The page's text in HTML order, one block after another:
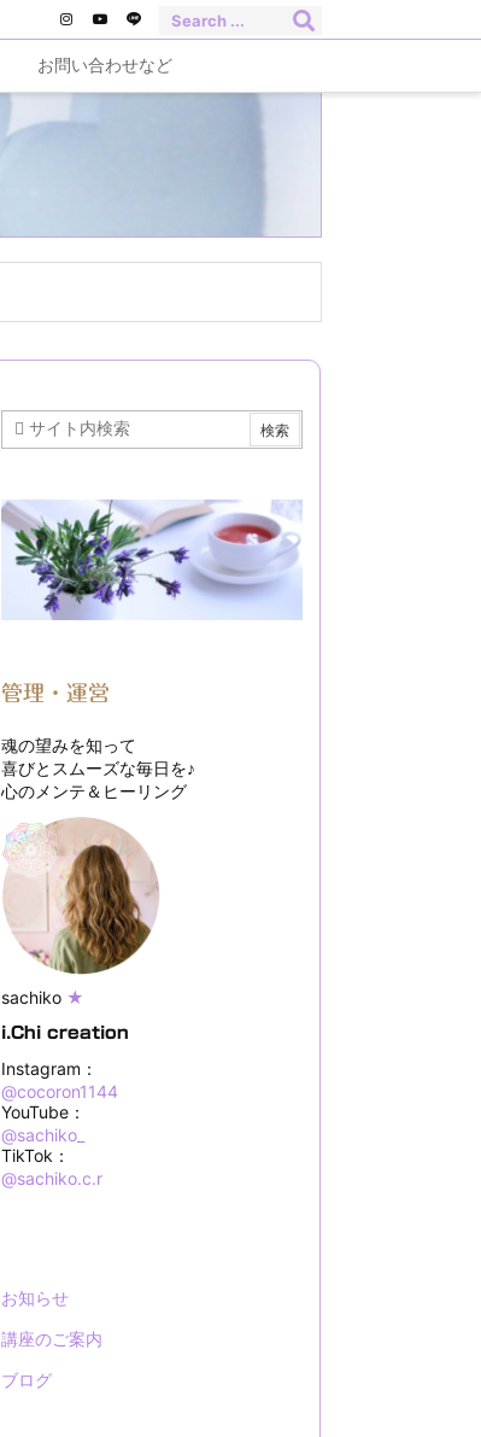
お問い合わせなど
管理・運営
魂の望みを知って
喜びとスムーズな毎日を♪
心のメンテ＆ヒーリング
sachiko ★
i.Chi creation
Instagram：
@cocoron1144
YouTube：
@sachiko_
TikTok：
@sachiko.c.r
お知らせ
講座のご案内
ブログ